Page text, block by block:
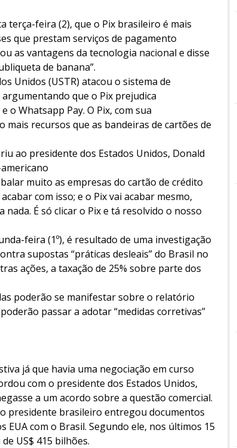
terça-feira (2), que o Pix brasileiro é mais
que prestam serviços de pagamento
as vantagens da tecnologia nacional e disse
de banana”.
Unidos (USTR) atacou o sistema de
que o Pix prejudica
o Whatsapp Pay. O Pix, com sua
recursos que as bandeiras de cartões de
ao presidente dos Estados Unidos, Donald
muito as empresas do cartão de crédito
com isso; e o Pix vai acabar mesmo,
É só clicar o Pix e tá resolvido o nosso
feira (1º), é resultado de uma investigação
supostas “práticas desleais” do Brasil no
ações, a taxação de 25% sobre parte dos
poderão se manifestar sobre o relatório
passar a adotar “medidas corretivas”
já que havia uma negociação em curso
com o presidente dos Estados Unidos,
a um acordo sobre a questão comercial.
presidente brasileiro entregou documentos
com o Brasil. Segundo ele, nos últimos 15
US$ 415 bilhões.